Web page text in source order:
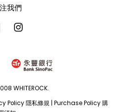
我們
Facebook
WHITEROCK.
Policy 隱私條規 Purchase Policy 購